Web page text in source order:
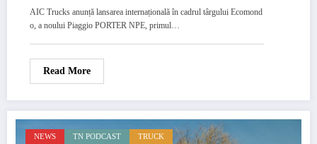
AIC Trucks anunță lansarea internațională în cadrul târgului Ecomond
o, a noului Piaggio PORTER NPE, primul…
Read More
NEWS TN PODCAST TRUCK